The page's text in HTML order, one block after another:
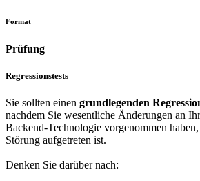
Format
Prüfung
Regressionstests
Sie sollten einen grundlegenden
nachdem Sie wesentliche Änderungen an
Backend-Technologie vorgenommen
Störung aufgetreten ist.
Denken Sie darüber nach: